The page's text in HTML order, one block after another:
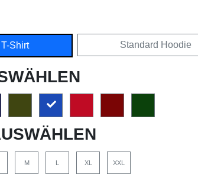
Shirt Standard Hoodie
M L XL XXL